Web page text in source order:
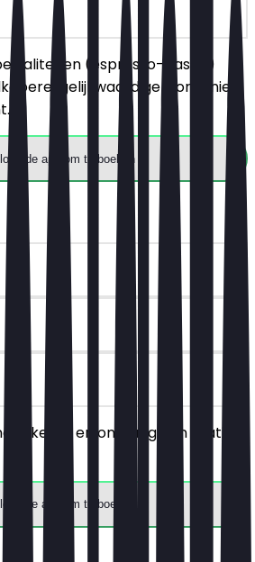
(espresso-based)
gelijkwaardige wordt niet
de app om te boeken
keuze en ontvang een gratis
de app om te boeken